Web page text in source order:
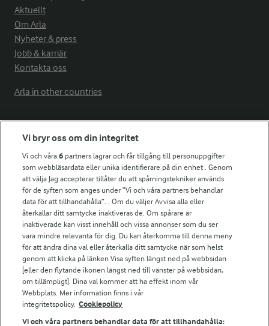
Aktuellt
Om Arla
Nyheter & press
Jobb & karriär
Kontakta oss
Arla in other countries
Fler Arlasajter
För ägare
Arlas kundportal
Arla.com
Falbygdens Ost
Arla webbshop
Bildbank
Följ oss
Vi bryr oss om din integritet
Vi och våra6 partners lagrar och får tillgång till personuppgifter
som webbläsardata eller unika identifierare på din enhet . Genom
att välja Jag accepterar tillåter du att spårningstekniker används
för de syften som anges under ”Vi och våra partners behandlar
data för att tillhandahålla”. . Om du väljer Avvisa alla eller
återkallar ditt samtycke inaktiveras de. Om spårare är
inaktiverade kan visst innehåll och vissa annonser som du ser
vara mindre relevanta för dig. Du kan återkomma till denna meny
för att ändra dina val eller återkalla ditt samtycke när som helst
genom att klicka på länken Visa syften längst ned på webbsidan
[eller den flytande ikonen längst ned till vänster på webbsidan,
om tillämpligt]. Dina val kommer att ha effekt inom vår
Webbplats. Mer information finns i vår
integritetspolicy. Cookiepolicy
Vi och våra partners behandlar data för att tillhandahålla: